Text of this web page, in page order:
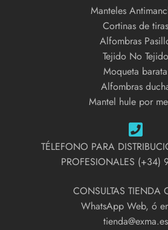
Manteles
Cortinas de tiras
Alfombras
Tejido No Tejido
Moqueta barata
Alfombras
Mantel hule por
TÉLEFONO PARA
PROFESIONALES (+34)
CONSULTAS TIENDA
WhatsApp Web, ó
tienda@exma.es